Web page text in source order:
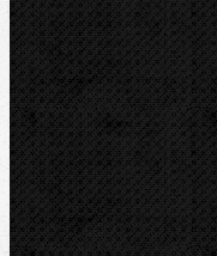
REED
REMS
RIDGID